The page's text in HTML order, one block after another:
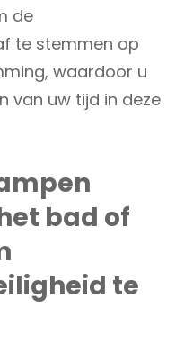
de
te stemmen op
waardoor u
van uw tijd in deze
bad of
te